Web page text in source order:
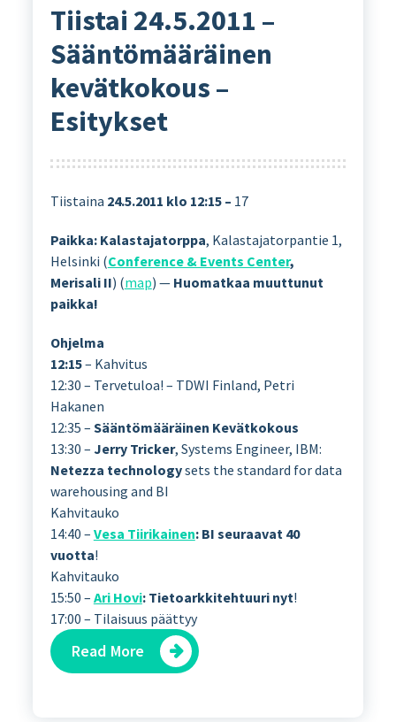
Tiistai 24.5.2011 –
Sääntömääräinen
kevätkokous –
Esitykset
Tiistaina 24.5.2011 klo 12:15 – 17
Paikka: Kalastajatorppa, Kalastajatorpantie 1,
Helsinki (Conference & Events Center,
Merisali II) (map) — Huomatkaa muuttunut
paikka!
Ohjelma
12:15– Kahvitus
12:30 – Tervetuloa! – TDWI Finland, Petri
Hakanen
12:35 – Sääntömääräinen Kevätkokous
13:30 – Jerry Tricker, Systems Engineer, IBM:
Netezza technologysets the standard for data
warehousing and BI
Kahvitauko
14:40 – Vesa Tiirikainen: BI seuraavat 40
vuotta!
Kahvitauko
15:50 – Ari Hovi: Tietoarkkitehtuuri nyt!
17:00 – Tilaisuus päättyy
Read More